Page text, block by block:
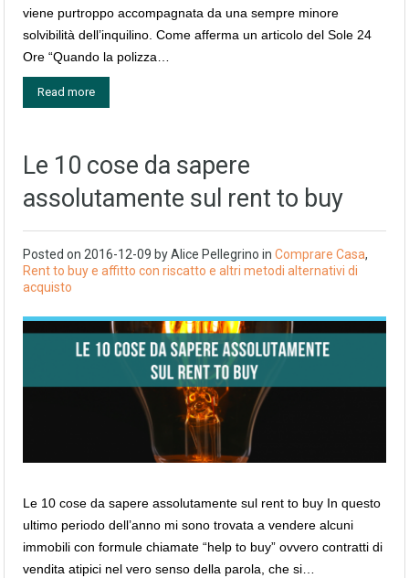
viene purtroppo accompagnata da una sempre minore
solvibilità dell’inquilino. Come afferma un articolo del Sole 24
Ore “Quando la polizza…
Read more
Le 10 cose da sapere
assolutamente sul rent to buy
Posted on 2016-12-09 byAlice Pellegrino in Comprare Casa,
Rent to buy e affitto con riscatto e altri metodi alternativi di
acquisto
Le 10 cose da sapere assolutamente sul rent to buy In questo
ultimo periodo dell’anno mi sono trovata a vendere alcuni
immobili con formule chiamate “help to buy” ovvero contratti di
vendita atipici nel vero senso della parola, che si…